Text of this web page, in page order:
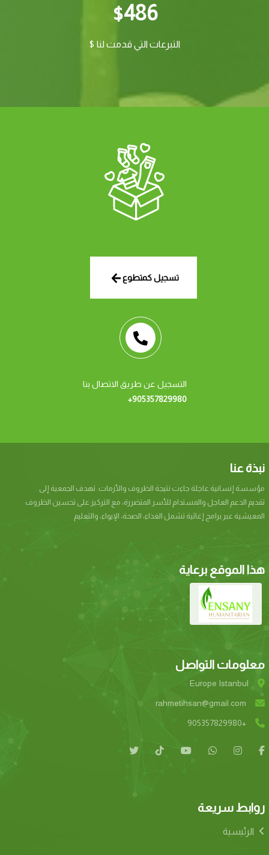
486
$
التبرعات التي قدمت لنا $
تسجيل كمتطوع
التسجيل عن طريق الاتصال بنا
+905357829980
نبذة عنا
مؤسسة إنسانیة عاجلة جاءت نتيجة الظروف والأزمات. تھدف الجمعیة إلى
تقدیم الدعم العاجل والمستدام للأسر المتضررة، مع التركیز على تحسین الظروف
المعیشیة عبر برامج إغاثیة تشمل الغذاء، الصحة، الإیواء، والتعلیم
هذا الموقع برعاية
معلومات التواصل
Europe Istanbul
rahmetihsan@gmail.com
+905357829980
روابط سريعة
الرئيسية